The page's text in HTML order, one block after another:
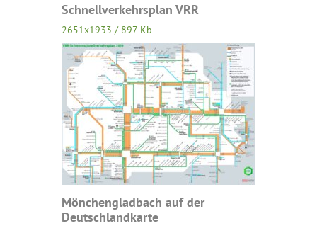
Schnellverkehrsplan VRR
2651x1933 / 897 Kb
Mönchengladbach auf der
Deutschlandkarte